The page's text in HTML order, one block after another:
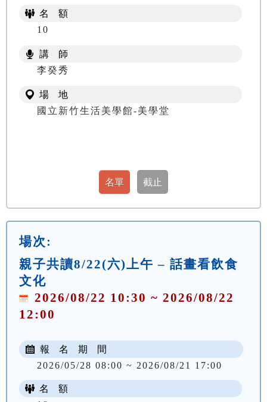
名 額
10
講 師
李癸秀
場 地
國立新竹生活美學館-美學堂
場次:
親子共讀8/22(六)上午 – 話畫看飲食
文化
2026/08/22 10:30 ~ 2026/08/22
12:00
報 名 期 間
2026/05/28 08:00 ~ 2026/08/21 17:00
名 額